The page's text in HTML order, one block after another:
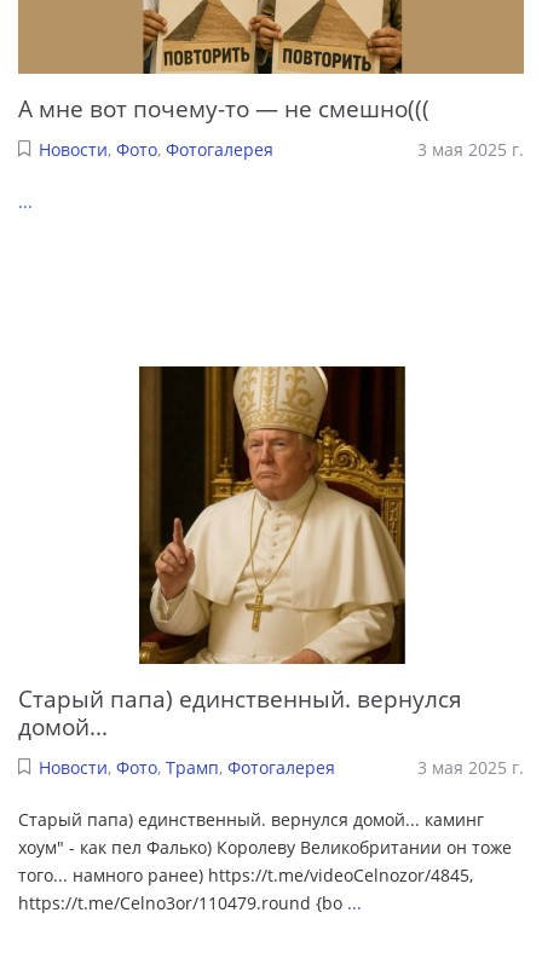
А мне вот почему-то — не смешно(((
Новости, Фото, Фотогалерея 3 мая 2025 г.
...
Старый папа) единственный. вернулся
домой...
Новости, Фото, Трамп, Фотогалерея 3 мая 2025 г.
Старый папа) единственный. вернулся домой... каминг
хоум" - как пел Фалько) Королеву Великобритании он тоже
того... намного ранее) https://t.me/videoCelnozor/4845,
https://t.me/Celno3or/110479.round {bo ...